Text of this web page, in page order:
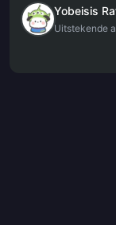
Yobeisis
Uitstekende